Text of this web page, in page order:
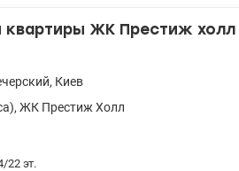
ЖК Престиж холл
, Киев
, ЖК Престиж Холл
22 эт.